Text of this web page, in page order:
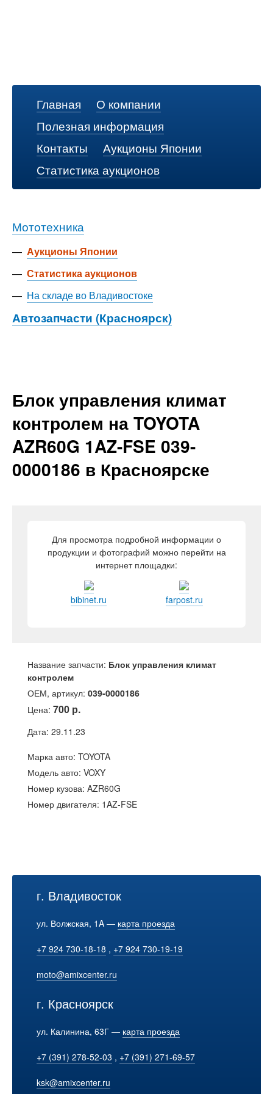
Главная
О компании
Полезная информация
Контакты
Аукционы Японии
Статистика аукционов
Мототехника
— Аукционы Японии
— Статистика аукционов
— На складе во Владивостоке
Автозапчасти (Красноярск)
Блок управления климат
контролем на TOYOTA
AZR60G 1AZ-FSE 039-
0000186 в Красноярске
Для просмотра подробной информации о
продукции и фотографий можно перейти на
интернет площадки:
bibinet.ru farpost.ru
Название запчасти: Блок управления климат
контролем
ОЕМ, артикул: 039-0000186
Цена: 700 р.
Дата: 29.11.23
Марка авто: TOYOTA
Модель авто: VOXY
Номер кузова: AZR60G
Номер двигателя: 1AZ-FSE
г. Владивосток
ул. Волжская, 1A — карта проезда
+7 924 730-18-18 , +7 924 730-19-19
moto@amixcenter.ru
г. Красноярск
ул. Калинина, 63Г — карта проезда
+7 (391) 278-52-03 , +7 (391) 271-69-57
ksk@amixcenter.ru